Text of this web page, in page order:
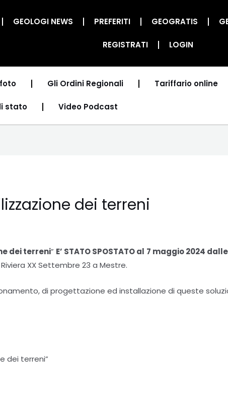
GEOLOGI NEWS PREFERITI GEOGRATIS
REGISTRATI LOGIN
Gli Ordini Regionali Tariffario online
stato Video Podcast
dei terreni
dei terreni” E’ STATO SPOSTATO al 7 maggio 2024
XX Settembre 23 a Mestre.
di progettazione ed installazione di queste
dei terreni”